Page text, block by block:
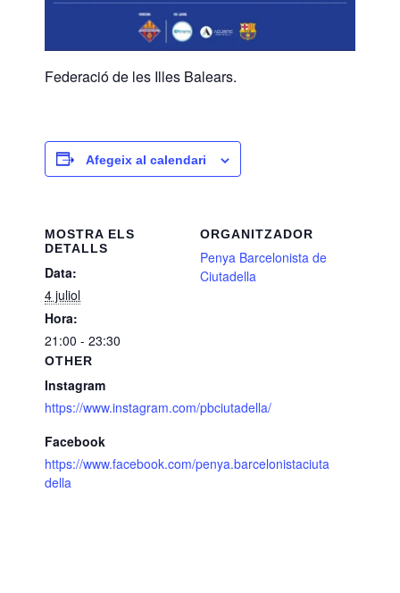
Federació de les Illes Balears.
Afegeix al calendari
MOSTRA ELS
DETALLS
Data:
4 juliol
Hora:
21:00 - 23:30
ORGANITZADOR
Penya Barcelonista de
Ciutadella
OTHER
Instagram
https://www.instagram.com/pbciutadella/
Facebook
https://www.facebook.com/penya.barcelonistaciuta
della